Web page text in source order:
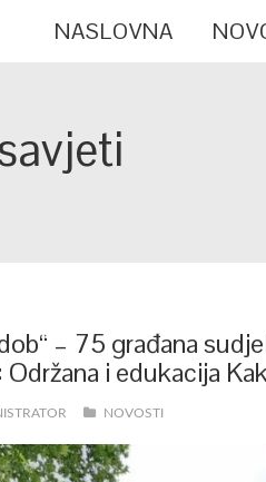
NASLOVNA
– 75 građana
i edukacija
NOVOSTI